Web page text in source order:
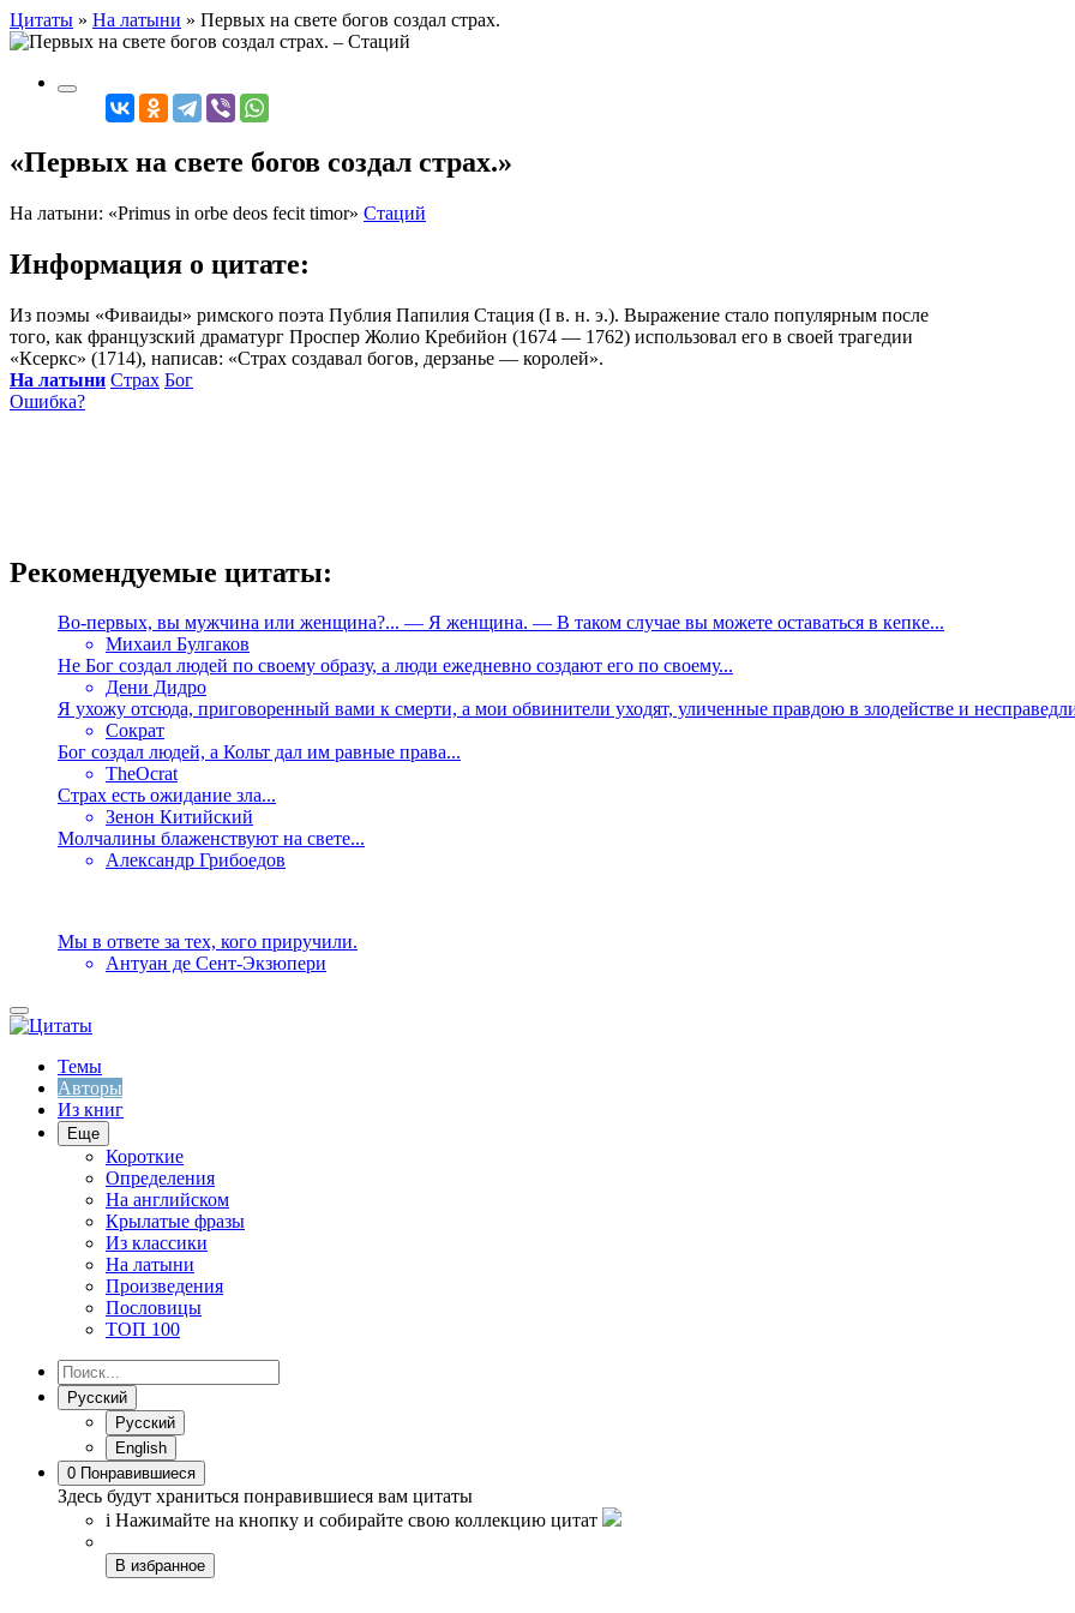
Цитаты » На латыни » Первых на свете богов создал страх.
«Первых на свете богов создал страх.»
На латыни: «Primus in orbe deos fecit timor» Стаций
Информация о цитате:
Из поэмы «Фиваиды» римского поэта Публия Папилия Стация (I в. н. э.). Выражение стало популярным после
того, как французский драматург Проспер Жолио Кребийон (1674 — 1762) использовал его в своей трагедии
«Ксеркс» (1714), написав: «Страх создавал богов, дерзанье — королей».
На латыни Страх Бог
Ошибка?
Рекомендуемые цитаты:
Во-первых, вы мужчина или женщина?... — Я женщина. — В таком случае вы можете оставаться в кепке...
Михаил Булгаков
Не Бог создал людей по своему образу, а люди ежедневно создают его по своему...
Дени Дидро
Я ухожу отсюда, приговоренный вами к смерти, а мои обвинители уходят, уличенные правдою в злодействе и
Сократ
Бог создал людей, а Кольт дал им равные права...
TheOcrat
Страх есть ожидание зла...
Зенон Китийский
Молчалины блаженствуют на свете...
Александр Грибоедов
Мы в ответе за тех, кого приручили.
Антуан де Сент-Экзюпери
Темы
Авторы
Из книг
Еще
Короткие
Определения
На английском
Крылатые фразы
Из классики
На латыни
Произведения
Пословицы
ТОП 100
Русский
Русский
English
0 Понравившиеся
Здесь будут храниться понравившиеся вам цитаты
i Нажимайте на кнопку и собирайте свою коллекцию цитат
В избранное